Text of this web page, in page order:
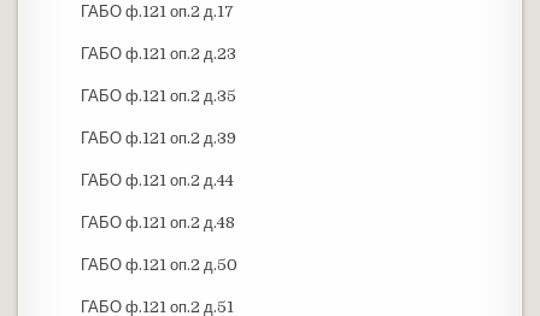
ГАБО ф.121 оп.2 д.17
ГАБО ф.121 оп.2 д.23
ГАБО ф.121 оп.2 д.35
ГАБО ф.121 оп.2 д.39
ГАБО ф.121 оп.2 д.44
ГАБО ф.121 оп.2 д.48
ГАБО ф.121 оп.2 д.50
ГАБО ф.121 оп.2 д.51